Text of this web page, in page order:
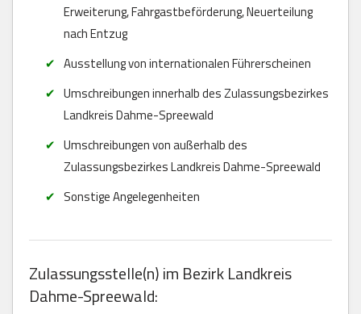
Erweiterung, Fahrgastbeförderung, Neuerteilung
nach Entzug
Ausstellung von internationalen Führerscheinen
Umschreibungen innerhalb des Zulassungsbezirkes
Landkreis Dahme-Spreewald
Umschreibungen von außerhalb des
Zulassungsbezirkes Landkreis Dahme-Spreewald
Sonstige Angelegenheiten
Zulassungsstelle(n) im Bezirk Landkreis
Dahme-Spreewald: